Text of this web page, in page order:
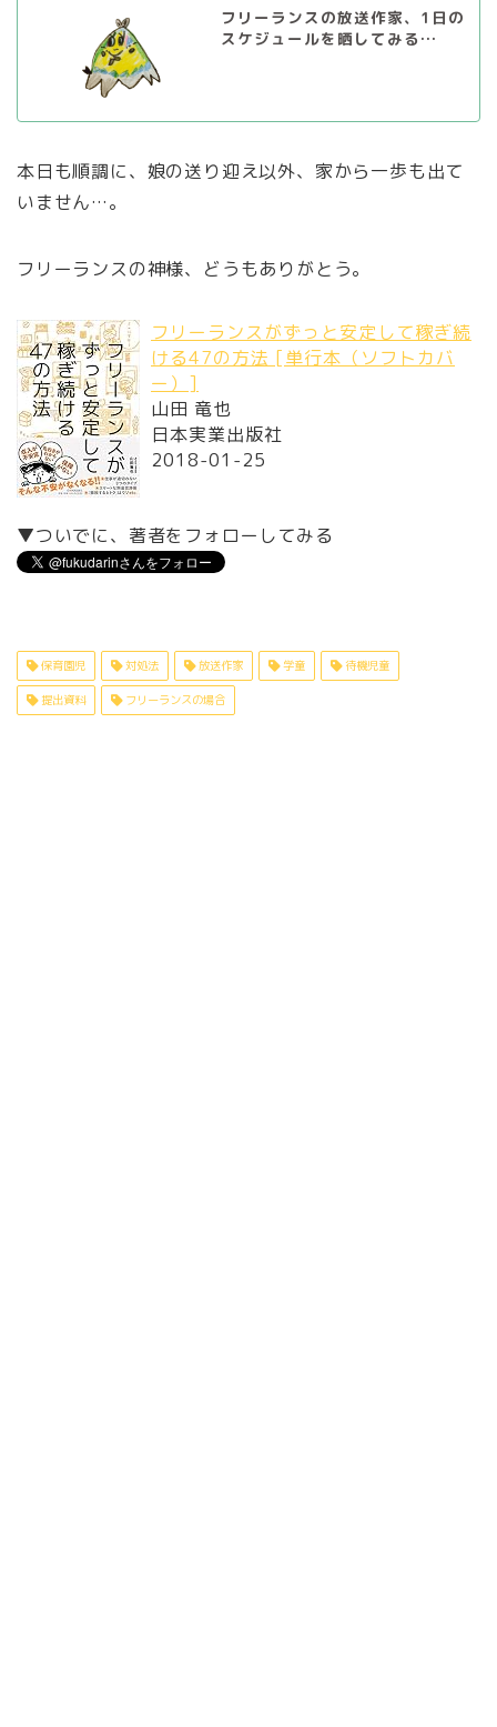
フリーランスの放送作家、1日の
スケジュールを晒してみる…
本日も順調に、娘の送り迎え以外、家から一歩も出て
いません…。
フリーランスの神様、どうもありがとう。
フリーランスがずっと安定して稼ぎ続
ける47の方法 [単行本（ソフトカバ
ー）]
山田 竜也
日本実業出版社
2018-01-25
▼ついでに、著者をフォローしてみる
保育園児 対処法 放送作家 学童 待機児童
提出資料 フリーランスの場合